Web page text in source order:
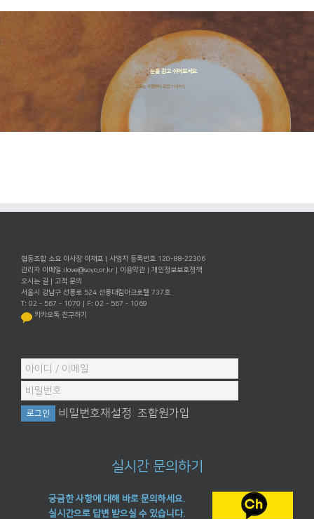
눈을 감고 쉬어보세요
소요는 자정부터 오전 5시까지
협동조합 소요 이사장 이재포 | 사업자 등록번호 120-88-22306
관리자 이메일:ilove@soyo.or.kr | 이용약관 | 개인정보보호정책
오시는 길 | 고객 문의
서울시 강남구 선릉로 524 선릉대림아크로텔 737호
T: 02 - 567 - 1070 | F: 02 - 567 - 1069
카카오톡 친구하기
비밀번호재설정 조합원가입
실시간 문의하기
궁금한 사항에 대해 바로 문의하세요.
실시간으로 답변 받으실 수 있습니다.